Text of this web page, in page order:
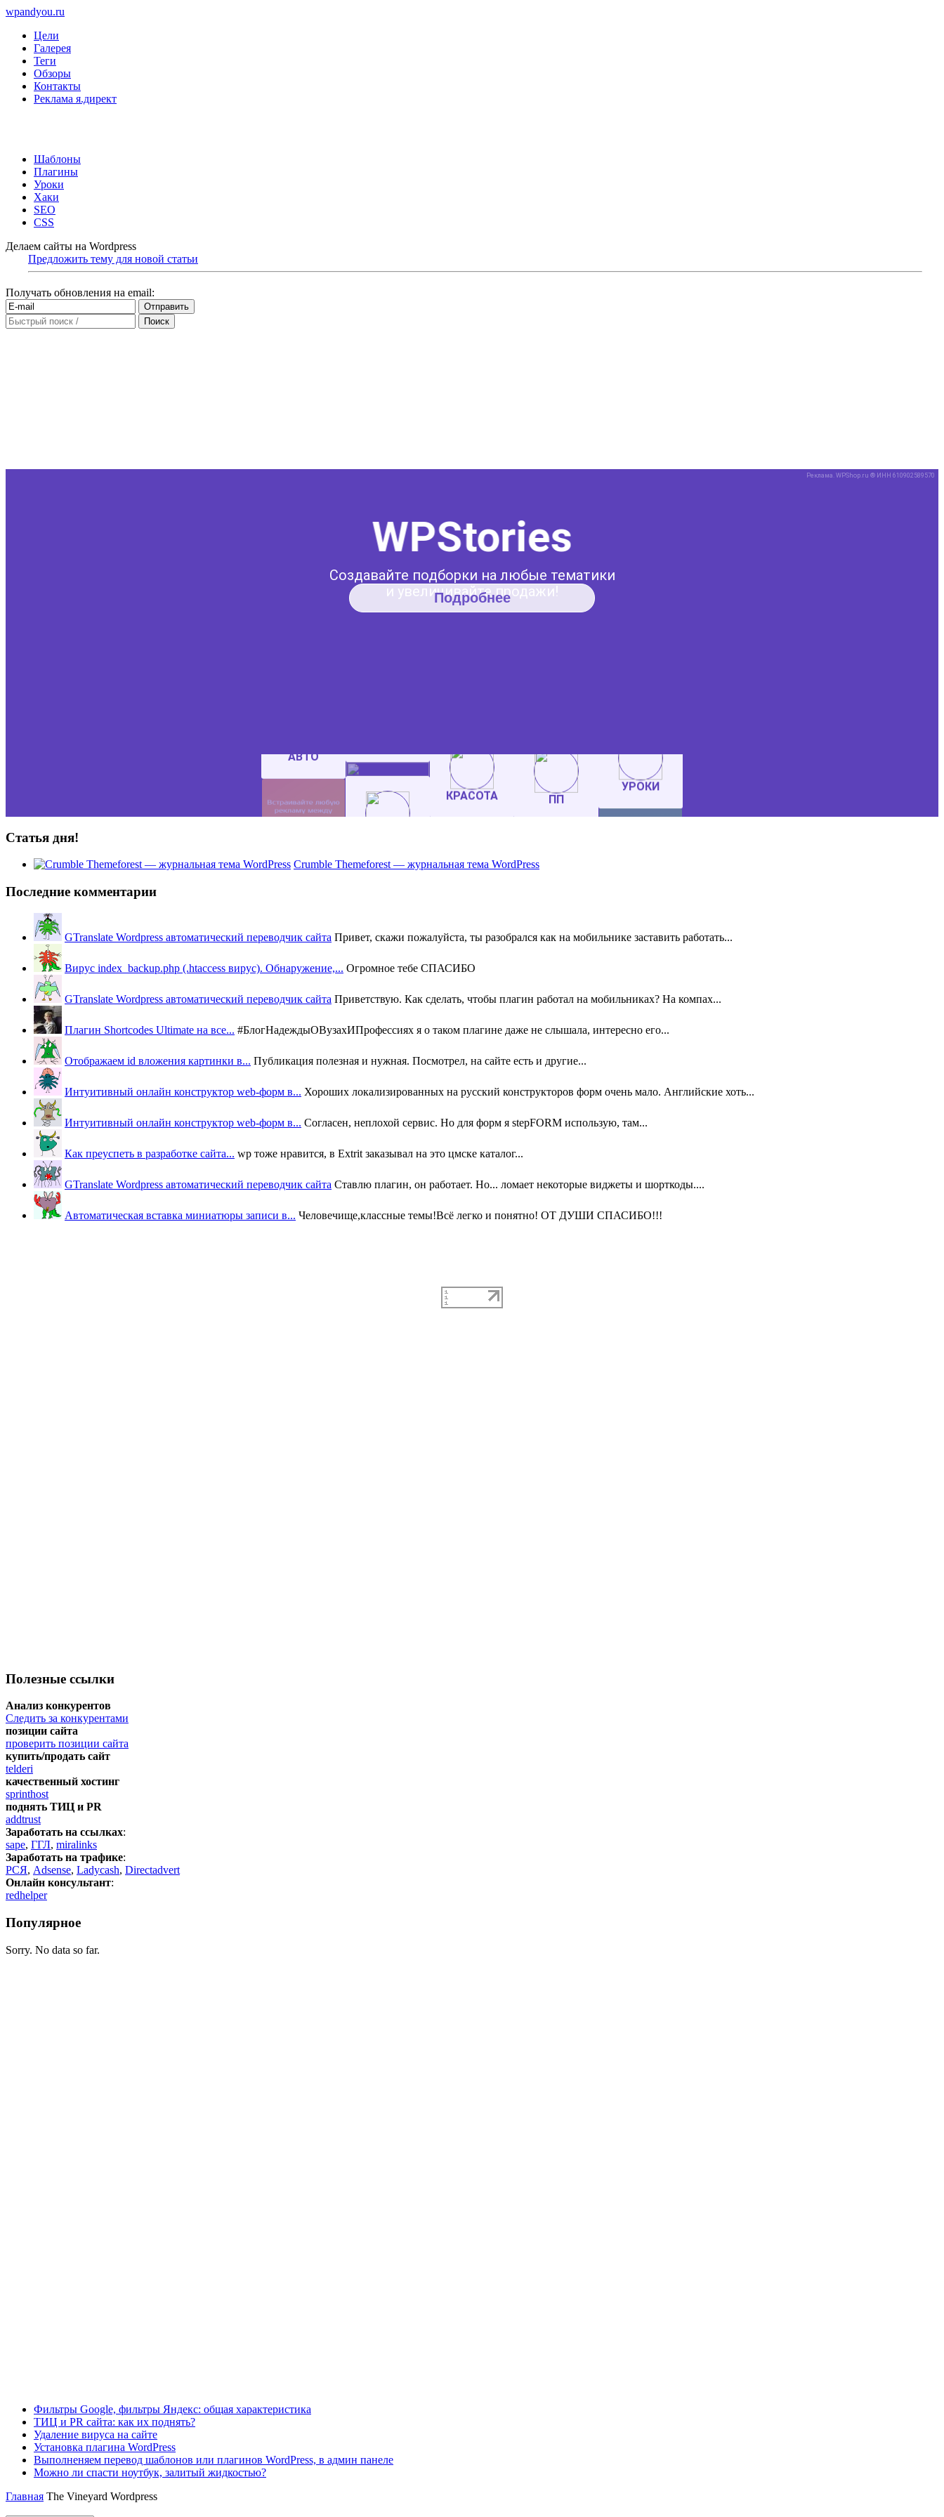
wpandyou.ru
Цели
Галерея
Теги
Обзоры
Контакты
Реклама я.директ
Шаблоны
Плагины
Уроки
Хаки
SEO
CSS
Делаем сайты на Wordpress
Предложить тему для новой статьи
Получать обновления на email:
Статья дня!
Crumble Themeforest — журнальная тема WordPress
Последние комментарии
GTranslate Wordpress автоматический переводчик сайта Привет, скажи пожалуйста, ты разобрался как на мобильнике заставить работать...
Вирус index_backup.php (.htaccess вируc). Обнаружение,... Огромное тебе СПАСИБО
GTranslate Wordpress автоматический переводчик сайта Приветствую. Как сделать, чтобы плагин работал на мобильниках? На компах...
Плагин Shortcodes Ultimate на все... #БлогНадеждыОВузахИПрофессиях я о таком плагине даже не слышала, интересно его...
Отображаем id вложения картинки в... Публикация полезная и нужная. Посмотрел, на сайте есть и другие...
Интуитивный онлайн конструктор web-форм в... Хороших локализированных на русский конструкторов форм очень мало. Английские хоть...
Интуитивный онлайн конструктор web-форм в... Согласен, неплохой сервис. Но для форм я stepFORM использую, там...
Как преуспеть в разработке сайта... wp тоже нравится, в Extrit заказывал на это цмске каталог...
GTranslate Wordpress автоматический переводчик сайта Ставлю плагин, он работает. Но... ломает некоторые виджеты и шорткоды....
Автоматическая вставка миниатюры записи в... Человечище,классные темы!Всё легко и понятно! ОТ ДУШИ СПАСИБО!!!
Полезные ссылки
Анализ конкурентов
Следить за конкурентами
позиции сайта
проверить позиции сайта
купить/продать сайт
telderi
качественный хостинг
sprinthost
поднять ТИЦ и PR
addtrust
Заработать на ссылках:
sape, ГГЛ, miralinks
Заработать на трафике:
РСЯ, Adsense, Ladycash, Directadvert
Онлайн консультант:
redhelper
Популярное
Sorry. No data so far.
Фильтры Google, фильтры Яндекс: общая характеристика
ТИЦ и PR сайта: как их поднять?
Удаление вируса на сайте
Установка плагина WordPress
Выполненяем перевод шаблонов или плагинов WordPress, в админ панеле
Можно ли спасти ноутбук, залитый жидкостью?
Главная The Vineyard Wordpress